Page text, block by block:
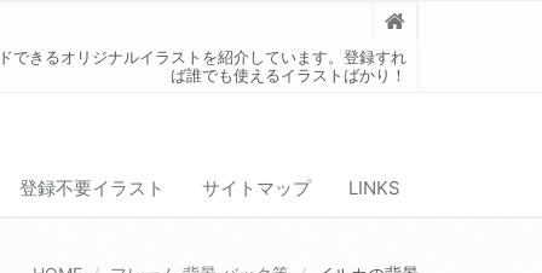
できるオリジナルイラストを紹介しています。登録すれ
ば誰でも使えるイラストばかり！
登録不要イラスト サイトマップ LINKS